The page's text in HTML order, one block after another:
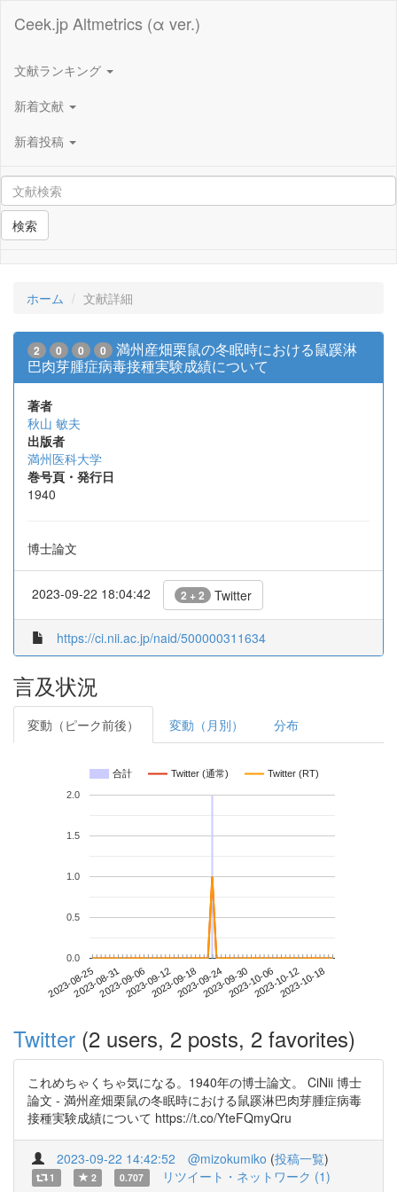
Ceek.jp Altmetrics (α ver.)
文献ランキング
新着文献
新着投稿
検索
ホーム 文献詳細
2 0 0 0
満州産畑栗鼠の冬眠時における鼠蹊淋
巴肉芽腫症病毒接種実験成績について
著者
秋山 敏夫
出版者
満州医科大学
巻号頁・発行日
1940
博士論文
2023-09-22 18:04:42 2 + 2 Twitter
https://ci.nii.ac.jp/naid/500000311634
言及状況
変動（ピーク前後） 変動（月別） 分布
合計 Twitter (通常) Twitter (RT)
2023-08-252023-08-312023-09-062023-09-122023-09-182023-09-242023-09-302023-10-062023-10-122023-10-18
0.0
0.5
1.0
1.5
2.0
Twitter (2 users, 2 posts, 2 favorites)
これめちゃくちゃ気になる。1940年の博士論文。 CiNii 博士
論文 - 満州産畑栗鼠の冬眠時における鼠蹊淋巴肉芽腫症病毒
接種実験成績について https://t.co/YteFQmyQru
2023-09-22 14:42:52 @mizokumiko (投稿一覧)
1 2 0.707 リツイート・ネットワーク (1)